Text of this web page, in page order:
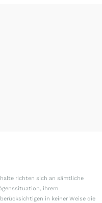
richten sich an sämtliche
ihrem
in keiner Weise die